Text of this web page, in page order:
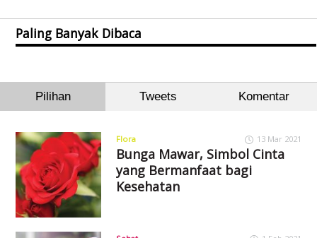
Paling Banyak Dibaca
Pilihan Tweets Komentar
Flora 13 Mar 2021
Bunga Mawar, Simbol Cinta
yang Bermanfaat bagi
Kesehatan